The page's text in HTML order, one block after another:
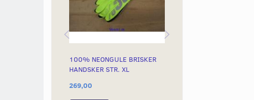
100% NEONGULE BRISKER
HANDSKER STR. XL
269,00